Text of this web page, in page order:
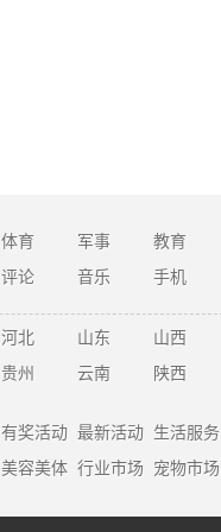
体育 军事 教育
评论 音乐 手机
河北 山东 山西
贵州 云南 陕西
有奖活动 最新活动 生活服务
美容美体 行业市场 宠物市场